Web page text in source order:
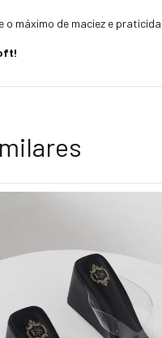
o máximo de maciez e